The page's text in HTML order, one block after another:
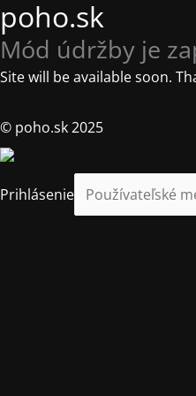
poho.sk
Mód údržby je
Site will be available soon.
© poho.sk 2025
Prihlásenie